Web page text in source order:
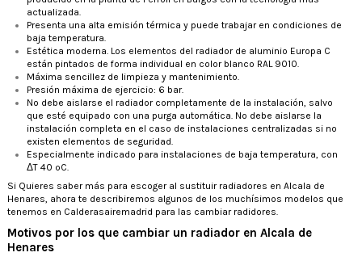
actualizada.
Presenta una alta emisión térmica y puede trabajar en condiciones de
baja temperatura.
Estética moderna. Los elementos del radiador de aluminio Europa C
están pintados de forma individual en color blanco RAL 9010.
Máxima sencillez de limpieza y mantenimiento.
Presión máxima de ejercicio: 6 bar.
No debe aislarse el radiador completamente de la instalación, salvo
que esté equipado con una purga automática. No debe aislarse la
instalación completa en el caso de instalaciones centralizadas si no
existen elementos de seguridad.
Especialmente indicado para instalaciones de baja temperatura, con
ΔT 40 ºC.
Si Quieres saber más para escoger al sustituir radiadores en Alcala de
Henares, ahora te describiremos algunos de los muchísimos modelos que
tenemos en Calderasairemadrid para las cambiar radidores.
Motivos por los que cambiar un radiador en Alcala de
Henares